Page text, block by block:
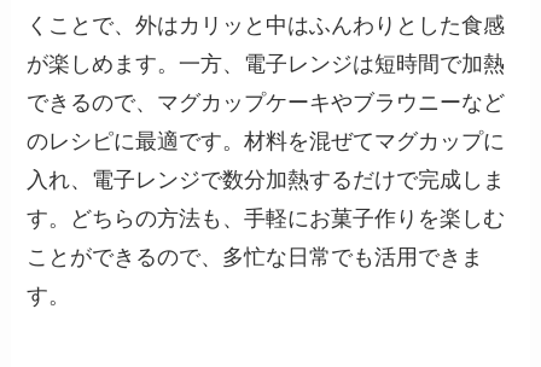
くことで、外はカリッと中はふんわりとした食感
が楽しめます。一方、電子レンジは短時間で加熱
できるので、マグカップケーキやブラウニーなど
のレシピに最適です。材料を混ぜてマグカップに
入れ、電子レンジで数分加熱するだけで完成しま
す。どちらの方法も、手軽にお菓子作りを楽しむ
ことができるので、多忙な日常でも活用できま
す。